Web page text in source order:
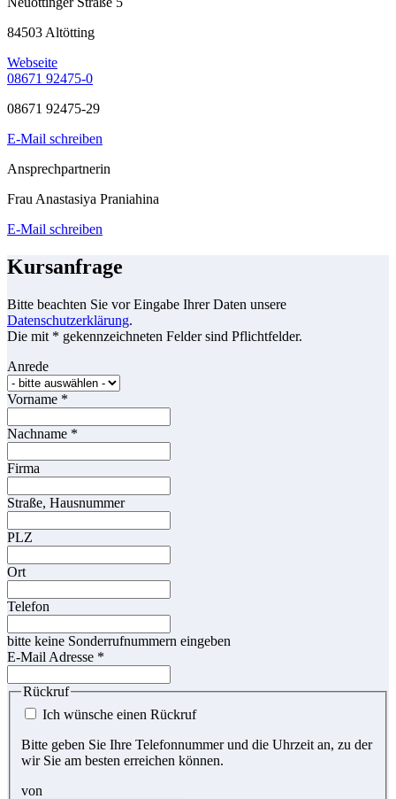
84503 Altötting
Webseite
08671 92475-0
08671 92475-29
E-Mail schreiben
Ansprechpartnerin
Frau Anastasiya Praniahina
E-Mail schreiben
Kursanfrage
Bitte beachten Sie vor Eingabe Ihrer Daten unsere
Datenschutzerklärung.
Die mit * gekennzeichneten Felder sind Pflichtfelder.
Anrede
Vorname *
Nachname *
Firma
Straße, Hausnummer
PLZ
Ort
Telefon
bitte keine Sonderrufnummern eingeben
E-Mail Adresse *
Rückruf
Ich wünsche einen Rückruf
Bitte geben Sie Ihre Telefonnummer und die Uhrzeit an, zu der
wir Sie am besten erreichen können.
von